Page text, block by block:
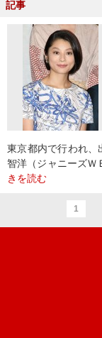
記事
東京都内で行われ、
智洋（ジャニーズ
きを読む
1